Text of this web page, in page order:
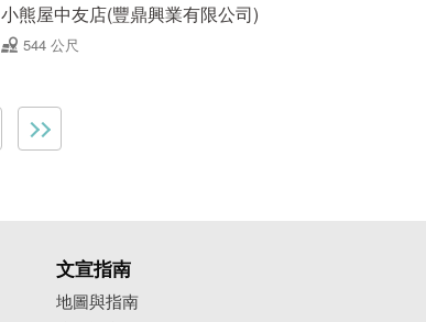
小熊屋中友店(豐鼎興業有限公司)
544 公尺
文宣指南
地圖與指南